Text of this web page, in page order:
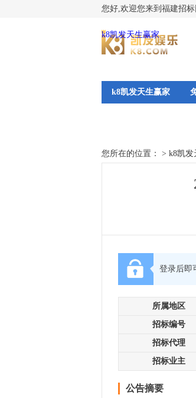
您好,欢迎您来到福建招标
k8凯发天生赢家
k8凯发天生赢家
您所在的位置： > k8凯发
登录后即
所属地区
招标编号
招标代理
招标业主
公告摘要